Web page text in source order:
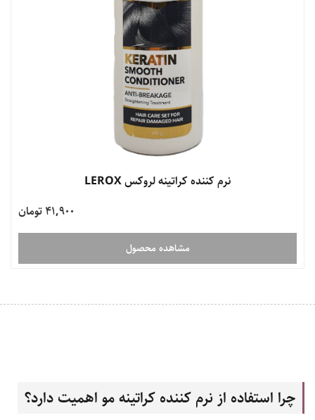
نرم کننده کراتینه لروکس LEROX
41,900 تومان
مشاهده محصول
چرا استفاده از نرم کننده کراتینه مو اهمیت دارد؟